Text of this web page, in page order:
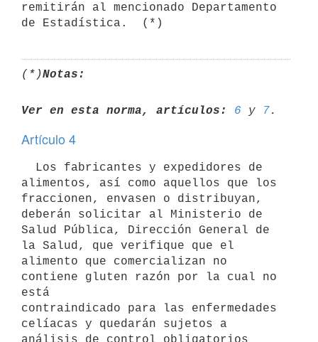
remitirán al mencionado Departamento
(*)Notas:
Ver en esta norma, artículos: 6 y 7
Artículo 4
alimentos, así como aquellos que los
fraccionen, envasen o distribuyan,
deberán solicitar al Ministerio de
Salud Pública, Dirección General de
la Salud, que verifique que el
alimento que comercializan no
contiene gluten razón por la cual no
está
contraindicado para las enfermedades
celíacas y quedarán sujetos a